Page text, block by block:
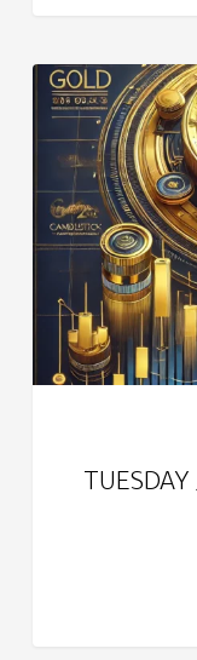
التقرير اليومي – الثـلاثــــــــــــاء TUESDAY